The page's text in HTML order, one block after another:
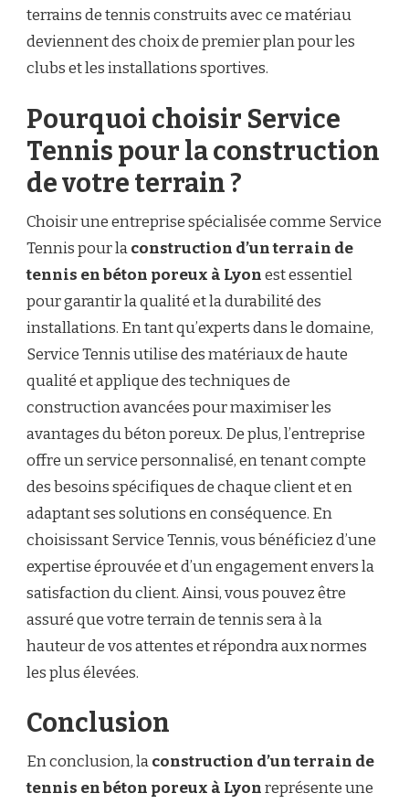
terrains de tennis construits avec ce matériau
deviennent des choix de premier plan pour les
clubs et les installations sportives.
Pourquoi choisir Service
Tennis pour la construction
de votre terrain ?
Choisir une entreprise spécialisée comme Service
Tennis pour laconstruction d’un terrain de
tennis en béton poreux à Lyonest essentiel
pour garantir la qualité et la durabilité des
installations. En tant qu’experts dans le domaine,
Service Tennis utilise des matériaux de haute
qualité et applique des techniques de
construction avancées pour maximiser les
avantages du béton poreux. De plus, l’entreprise
offre un service personnalisé, en tenant compte
des besoins spécifiques de chaque client et en
adaptant ses solutions en conséquence. En
choisissant Service Tennis, vous bénéficiez d’une
expertise éprouvée et d’un engagement envers la
satisfaction du client. Ainsi, vous pouvez être
assuré que votre terrain de tennis sera à la
hauteur de vos attentes et répondra aux normes
les plus élevées.
Conclusion
En conclusion, laconstruction d’un terrain de
tennis en béton poreux à Lyonreprésente une